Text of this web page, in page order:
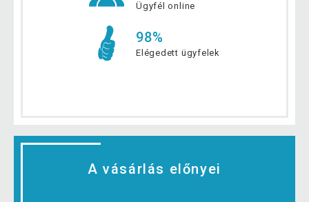
Ügyfél online
98%
Elégedett ügyfelek
A vásárlás előnyei